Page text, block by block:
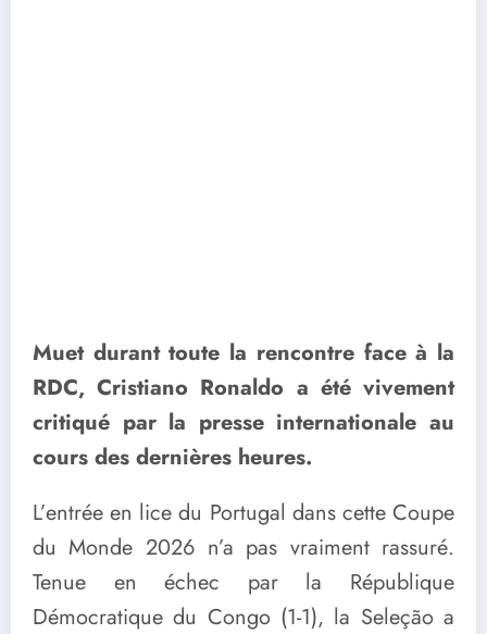
Muet durant toute la rencontre face à la
RDC, Cristiano Ronaldo a été vivement
critiqué par la presse internationale au
cours des dernières heures.
L’entrée en lice du Portugal dans cette Coupe
du Monde 2026 n’a pas vraiment rassuré.
Tenue en échec par la République
Démocratique du Congo (1-1), la Seleção a